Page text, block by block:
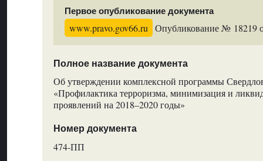
Первое опубликование документа
www.pravo.gov66.ru Опубликование № 18219
Полное название документа
Об утверждении комплексной программы
«Профилактика терроризма, минимизация и
проявлений на 2018–2020 годы»
Номер документа
474-ПП